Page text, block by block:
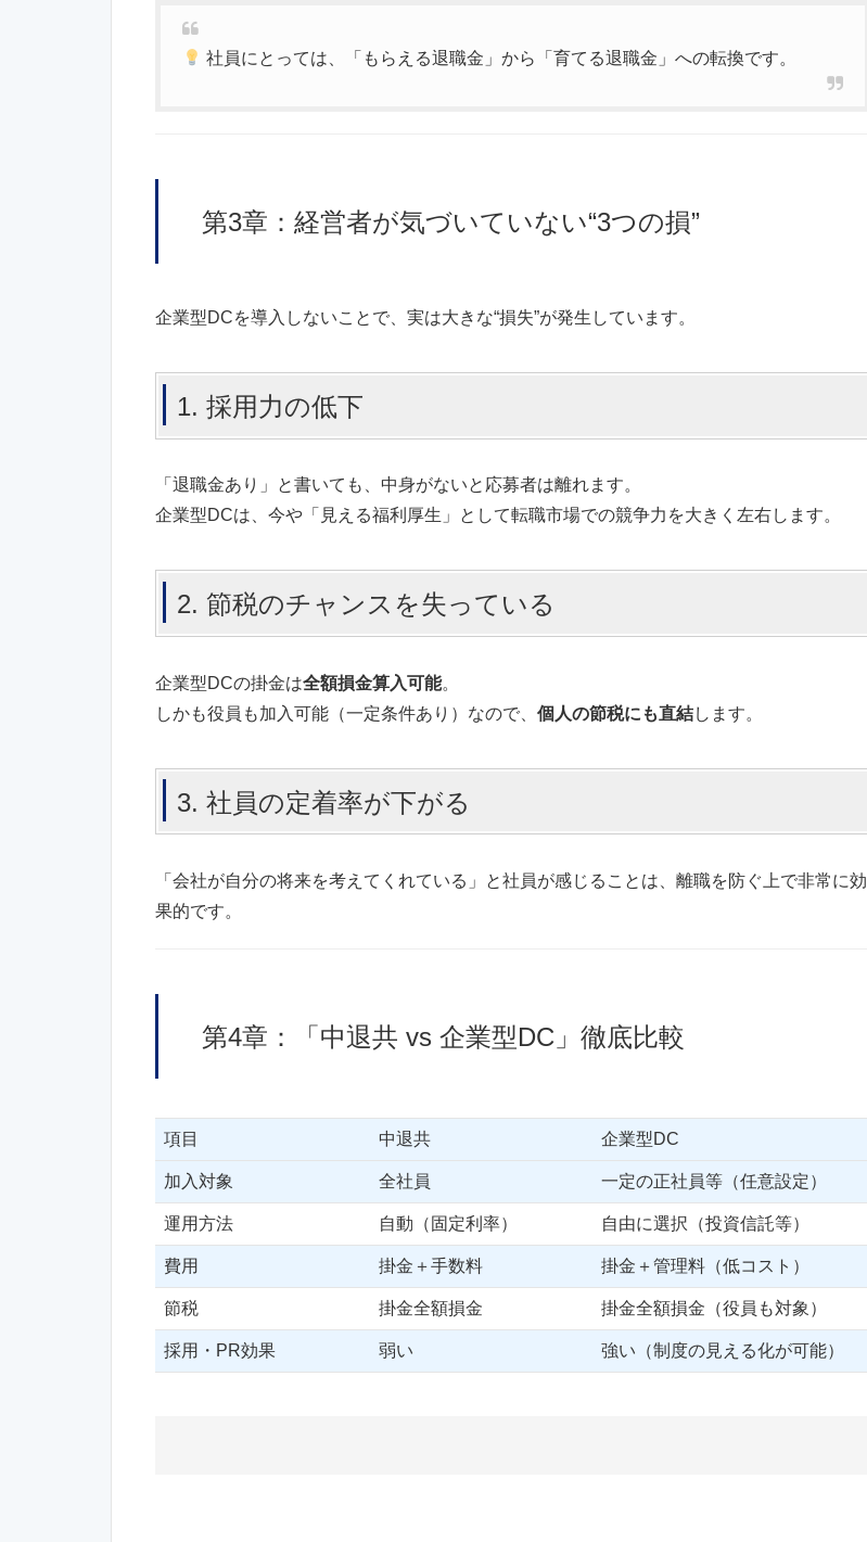
社員にとっては、「もらえる退職金」から「育てる退職金」への転換です。
第3章：経営者が気づいていない“3つの損”
企業型DCを導入しないことで、実は大きな“損失”が発生しています。
1. 採用力の低下
「退職金あり」と書いても、中身がないと応募者は離れます。
企業型DCは、今や「見える福利厚生」として転職市場での競争力を大きく左右します。
2. 節税のチャンスを失っている
企業型DCの掛金は全額損金算入可能。
しかも役員も加入可能（一定条件あり）なので、 個人の節税にも直結します。
3. 社員の定着率が下がる
「会社が自分の将来を考えてくれている」と社員が感じることは、離職を防ぐ上で非常に効
果的です。
第4章：「中退共 vs 企業型DC」徹底比較
項目 中退共 企業型DC
加入対象 全社員 一定の正社員等（任意設定）
運用方法 自動（固定利率） 自由に選択（投資信託等）
費用 掛金＋手数料 掛金＋管理料（低コスト）
節税 掛金全額損金 掛金全額損金（役員も対象）
採用・PR効果 弱い 強い（制度の見える化が可能）